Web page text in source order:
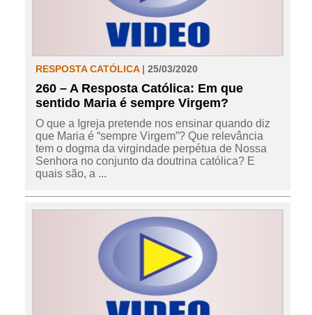
RESPOSTA CATÓLICA | 25/03/2020
260 – A Resposta Católica: Em que
sentido Maria é sempre Virgem?
O que a Igreja pretende nos ensinar quando diz
que Maria é “sempre Virgem”? Que relevância
tem o dogma da virgindade perpétua de Nossa
Senhora no conjunto da doutrina católica? E
quais são, a ...